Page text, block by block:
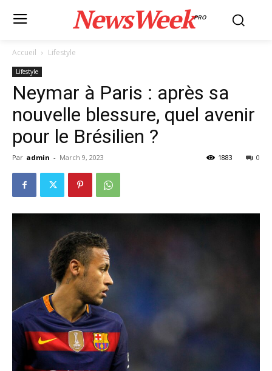
NewsWeekPRO
Accueil Lifestyle
Lifestyle
Neymar à Paris : après sa
nouvelle blessure, quel avenir
pour le Brésilien ?
Par admin - March 9, 2023 0
1883